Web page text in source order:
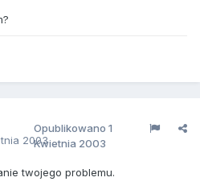
2003
Opublikowano 1
Kwietnia 2003
twojego problemu.